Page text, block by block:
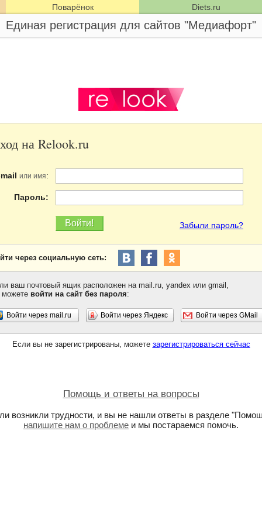
Поварёнок Diets.ru
Единая регистрация для сайтов "Медиафорт"
на Relook.ru
или имя:
Пароль:
Забыли пароль?
через социальную сеть:
ваш почтовый ящик расположен на mail.ru, yandex или gmail,
можете войти на сайт без пароля:
Войти через mail.ru Войти через Яндекс Войти через GMail
Если вы не зарегистрированы, можете зарегистрироваться сейчас
Помощь и ответы на вопросы
возникли трудности, и вы не нашли ответы в разделе
напишите нам о проблеме и мы постараемся помочь.